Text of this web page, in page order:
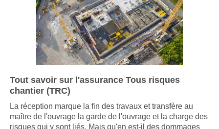
Tout savoir sur l'assurance Tous risques
chantier (TRC)
La réception marque la fin des travaux et transfère au
maître de l'ouvrage la garde de l'ouvrage et la charge des